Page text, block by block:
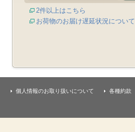
2件以上はこちら
お荷物のお届け遅延状況について
個人情報のお取り扱いについて 各種約款